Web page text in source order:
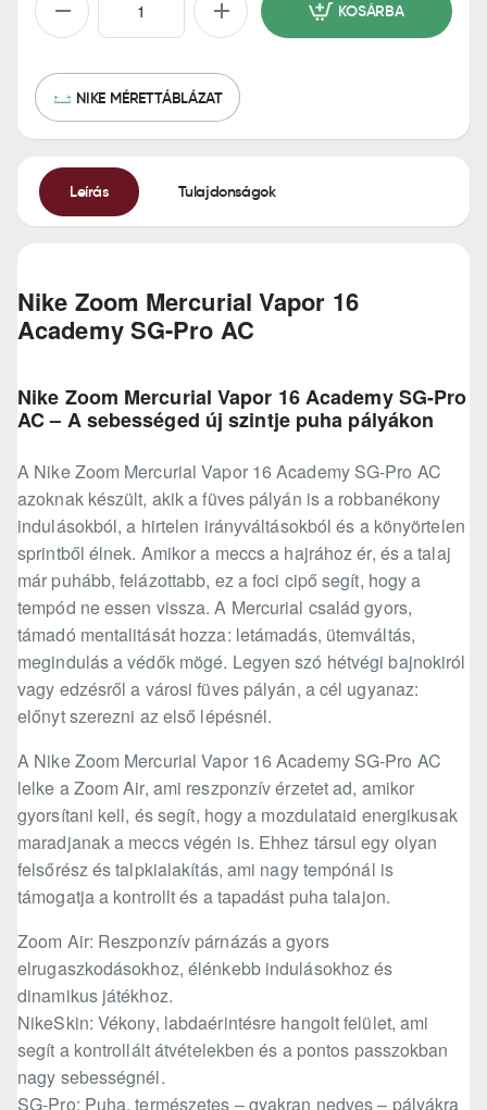
KOSÁRBA
NIKE MÉRETTÁBLÁZAT
Leírás Tulajdonságok
Nike Zoom Mercurial Vapor 16
Academy SG-Pro AC
Nike Zoom Mercurial Vapor 16 Academy SG-Pro
AC – A sebességed új szintje puha pályákon
A Nike Zoom Mercurial Vapor 16 Academy SG-Pro AC
azoknak készült, akik a füves pályán is a robbanékony
indulásokból, a hirtelen irányváltásokból és a könyörtelen
sprintből élnek. Amikor a meccs a hajrához ér, és a talaj
már puhább, felázottabb, ez a foci cipő segít, hogy a
tempód ne essen vissza. A Mercurial család gyors,
támadó mentalitását hozza: letámadás, ütemváltás,
megindulás a védők mögé. Legyen szó hétvégi bajnokiról
vagy edzésről a városi füves pályán, a cél ugyanaz:
előnyt szerezni az első lépésnél.
A Nike Zoom Mercurial Vapor 16 Academy SG-Pro AC
lelke a Zoom Air, ami reszponzív érzetet ad, amikor
gyorsítani kell, és segít, hogy a mozdulataid energikusak
maradjanak a meccs végén is. Ehhez társul egy olyan
felsőrész és talpkialakítás, ami nagy tempónál is
támogatja a kontrollt és a tapadást puha talajon.
Zoom Air: Reszponzív párnázás a gyors
elrugaszkodásokhoz, élénkebb indulásokhoz és
dinamikus játékhoz.
NikeSkin: Vékony, labdaérintésre hangolt felület, ami
segít a kontrollált átvételekben és a pontos passzokban
nagy sebességnél.
SG-Pro: Puha, természetes – gyakran nedves – pályákra